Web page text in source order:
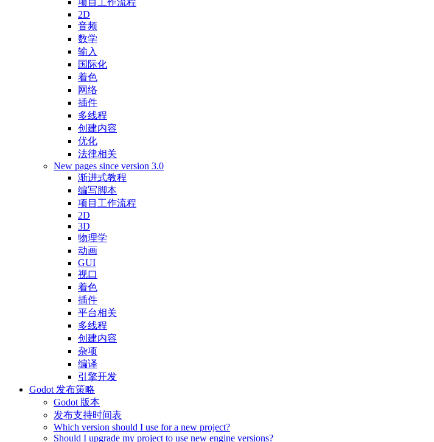
项目工作流程
2D
音频
数学
输入
国际化
着色
网络
插件
多线程
创建内容
优化
法律相关
New pages since version 3.0
渐进式教程
编写脚本
项目工作流程
2D
3D
物理学
动画
GUI
视口
着色
插件
平台相关
多线程
创建内容
杂项
编译
引擎开发
Godot 发布策略
Godot 版本
发布支持时间表
Which version should I use for a new project?
Should I upgrade my project to use new engine versions?